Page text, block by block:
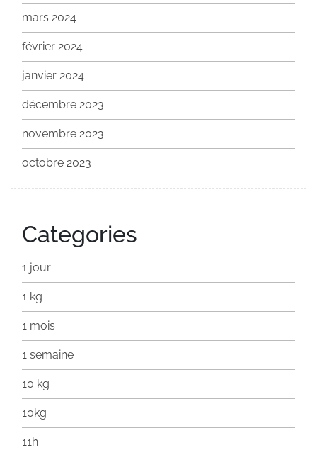
mars 2024
février 2024
janvier 2024
décembre 2023
novembre 2023
octobre 2023
Categories
1 jour
1 kg
1 mois
1 semaine
10 kg
10kg
11h